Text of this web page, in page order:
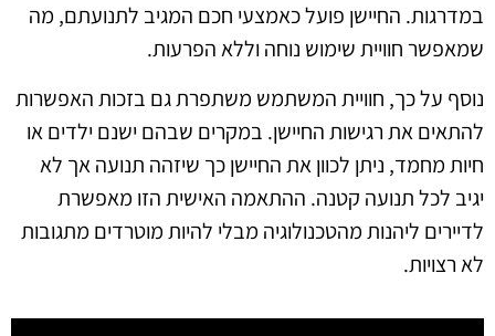
במדרגות. החיישן פועל כאמצעי חכם המגיב לתנועתם, מה
שמאפשר חוויית שימוש נוחה וללא הפרעות.
נוסף על כך, חוויית המשתמש משתפרת גם בזכות האפשרות
להתאים את רגישות החיישן. במקרים שבהם ישנם ילדים או
חיות מחמד, ניתן לכוון את החיישן כך שיזהה תנועה אך לא
יגיב לכל תנועה קטנה. ההתאמה האישית הזו מאפשרת
לדיירים ליהנות מהטכנולוגיה מבלי להיות מוטרדים מתגובות
לא רצויות.